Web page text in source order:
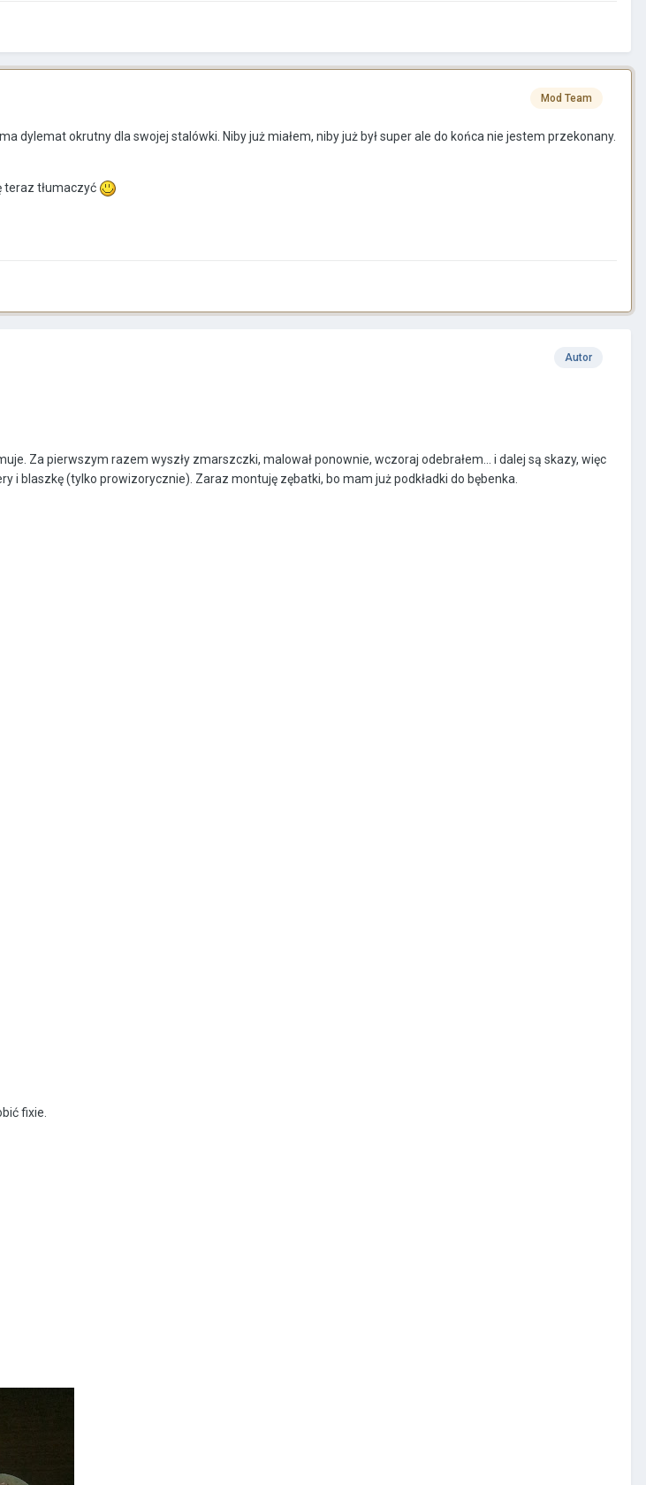
Mod Team
dylemat okrutny dla swojej stalówki. Niby już miałem, niby już był super ale do końca nie jestem przekonany.
teraz tłumaczyć
Autor
Za pierwszym razem wyszły zmarszczki, malował ponownie, wczoraj odebrałem... i dalej są skazy, więc
i blaszkę (tylko prowizorycznie). Zaraz montuję zębatki, bo mam już podkładki do bębenka.
fixie.